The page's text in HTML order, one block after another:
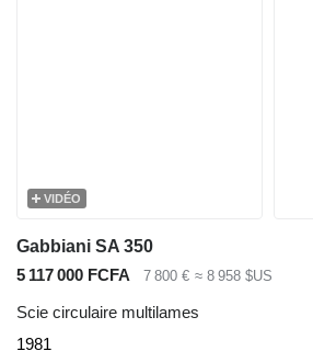
VIDÉO
Gabbiani SA 350
5 117 000 FCFA
7 800 € ≈ 8 958 $US
Scie circulaire multilames
1981